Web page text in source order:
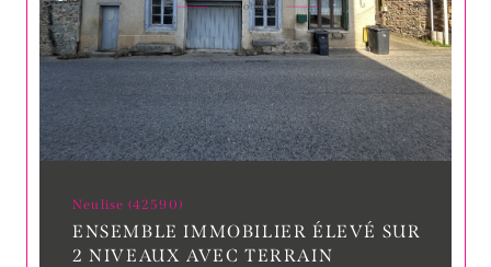
Neulise (42590)
ENSEMBLE IMMOBILIER ÉLEVÉ SUR
2 NIVEAUX AVEC TERRAIN